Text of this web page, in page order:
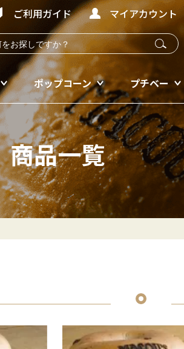
ご利用ガイド マイアカウント
ポップコーン プチベー
商品一覧